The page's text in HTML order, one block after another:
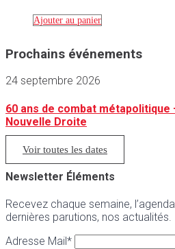
Ajouter au panier
Prochains événements
24 septembre 2026
60 ans de combat métapolitique
Nouvelle Droite
Voir toutes les dates
Newsletter Éléments
Recevez chaque semaine,
dernières parutions, nos actualités.
Adresse Mail*